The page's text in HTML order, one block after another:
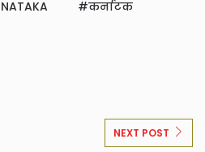
कर्नाटक
NEXT POST